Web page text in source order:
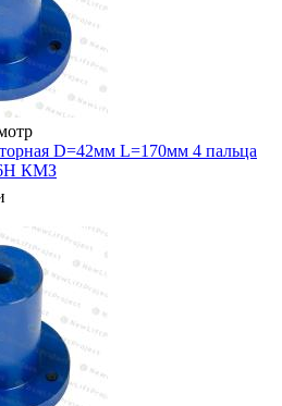
D=42мм L=170мм 4 пальца
КМЗ